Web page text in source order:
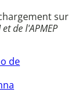
sur
de l'APMEP
de